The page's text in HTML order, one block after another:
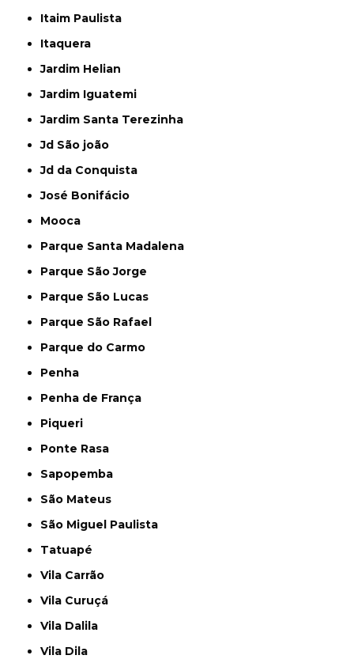
Itaim Paulista
Itaquera
Jardim Helian
Jardim Iguatemi
Jardim Santa Terezinha
Jd São joão
Jd da Conquista
José Bonifácio
Mooca
Parque Santa Madalena
Parque São Jorge
Parque São Lucas
Parque São Rafael
Parque do Carmo
Penha
Penha de França
Piqueri
Ponte Rasa
Sapopemba
São Mateus
São Miguel Paulista
Tatuapé
Vila Carrão
Vila Curuçá
Vila Dalila
Vila Dila